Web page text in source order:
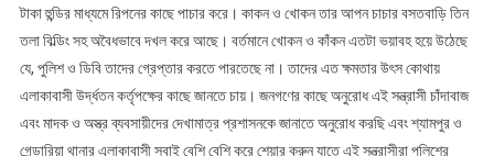
টাকা হুন্ডির মাধ্যমে রিপনের কাছে পাচার করে। কাকন ও খোকন তার আপন চাচার বসতবাড়ি তিন
তলা বিল্ডিং সহ অবৈধভাবে দখল করে আছে। বর্তমানে খোকন ও কাঁকন এতটা ভয়াবহ হয়ে উঠেছে
যে, পুলিশ ও ডিবি তাদের গ্রেপ্তার করতে পারতেছে না। তাদের এত ক্ষমতার উৎস কোথায়
এলাকাবাসী উর্দ্ধতন কর্তৃপক্ষের কাছে জানতে চায়। জনগণের কাছে অনুরোধ এই সন্ত্রাসী চাঁদাবাজ
এবং মাদক ও অস্ত্র ব্যবসায়ীদের দেখামাত্র প্রশাসনকে জানাতে অনুরোধ করছি এবং শ্যামপুর ও
গেন্ডারিয়া থানার এলাকাবাসী সবাই বেশি বেশি করে শেয়ার করুন যাতে এই সন্ত্রাসীরা পুলিশের